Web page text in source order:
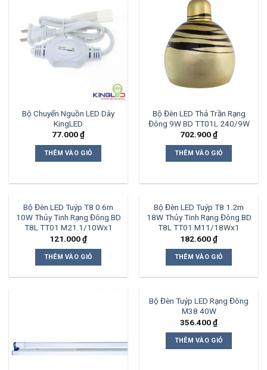
Bộ Chuyển Nguồn LED Dây
KingLED
77.000₫
THÊM VÀO GIỎ
Bộ Đèn LED Thả Trần Rạng
Đông 9W BD TT01L 240/9W
702.900₫
THÊM VÀO GIỎ
Bộ Đèn LED Tuýp T8 0.6m
10W Thủy Tinh Rạng Đông BD
T8L TT01 M21.1/10Wx1
121.000₫
THÊM VÀO GIỎ
Bộ Đèn LED Tuýp T8 1.2m
18W Thủy Tinh Rạng Đông BD
T8L TT01 M11/18Wx1
182.600₫
THÊM VÀO GIỎ
Bộ Đèn Tuýp LED Rạng Đông
M38 40W
356.400₫
THÊM VÀO GIỎ